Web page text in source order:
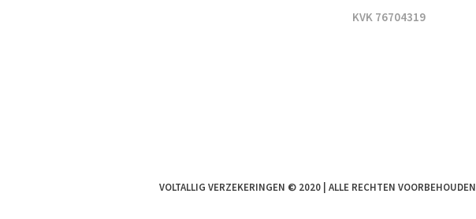
KVK 76704319
VOLTALLIG VERZEKERINGEN © 2020 | ALLE RECHTEN VOORBEHOUDEN